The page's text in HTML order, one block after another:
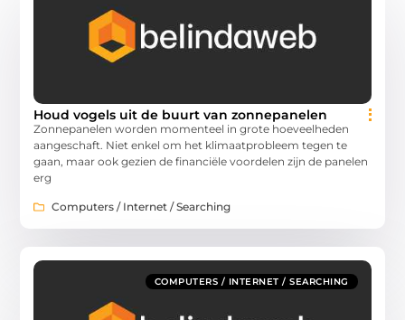
Houd vogels uit de buurt van zonnepanelen
Zonnepanelen worden momenteel in grote hoeveelheden
aangeschaft. Niet enkel om het klimaatprobleem tegen te
gaan, maar ook gezien de financiële voordelen zijn de panelen
erg
Computers / Internet / Searching
COMPUTERS / INTERNET / SEARCHING